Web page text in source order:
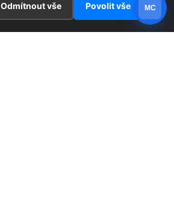
Odmítnout vše Povolit vše MC